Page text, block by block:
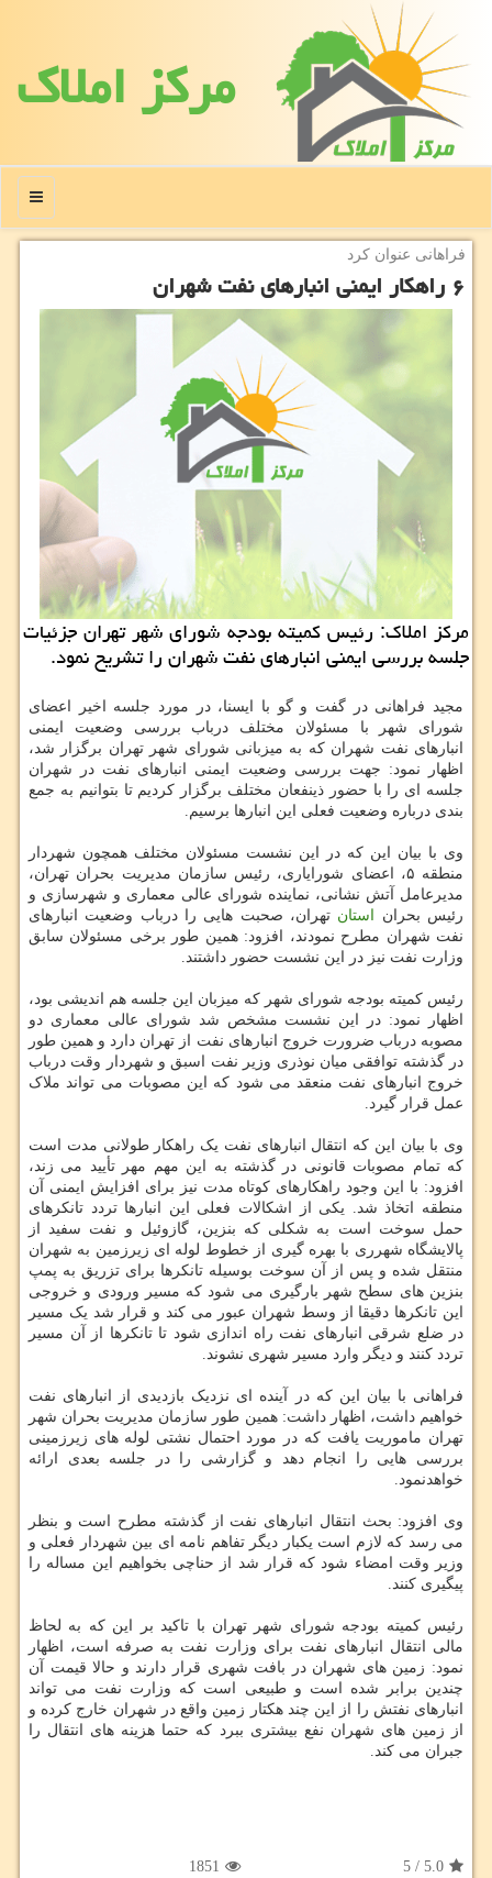
مركز املاك
منو
فراهانی عنوان كرد
۶ راهكار ایمنی انبارهای نفت شهران
مركز املاك: رئیس كمیته بودجه شورای شهر تهران جزئیات
جلسه بررسی ایمنی انبارهای نفت شهران را تشریح نمود.
مجید فراهانی در گفت و گو با ایسنا، در مورد جلسه اخیر اعضای
شورای شهر با مسئولان مختلف درباب بررسی وضعیت ایمنی
انبارهای نفت شهران که به میزبانی شورای شهر تهران برگزار شد،
اظهار نمود: جهت بررسی وضعیت ایمنی انبارهای نفت در شهران
جلسه ای را با حضور ذینفعان مختلف برگزار کردیم تا بتوانیم به جمع
بندی درباره وضعیت فعلی این انبارها برسیم.
وی با بیان این که در این نشست مسئولان مختلف همچون شهردار
منطقه ۵، اعضای شورایاری، رئیس سازمان مدیریت بحران تهران،
مدیرعامل آتش نشانی، نماینده شورای عالی معماری و شهرسازی و
رئیس بحران
استان تهران، صحبت هایی را درباب وضعیت انبارهای
نفت شهران مطرح نمودند، افزود: همین طور برخی مسئولان سابق
وزارت نفت نیز در این نشست حضور داشتند.
رئیس کمیته بودجه شورای شهر که میزبان این جلسه هم اندیشی بود،
اظهار نمود: در این نشست مشخص شد شورای عالی معماری دو
مصوبه درباب ضرورت خروج انبارهای نفت از تهران دارد و همین طور
در گذشته توافقی میان نوذری وزیر نفت اسبق و شهردار وقت درباب
خروج انبارهای نفت منعقد می شود که این مصوبات می تواند ملاک
عمل قرار گیرد.
وی با بیان این که انتقال انبارهای نفت یک راهکار طولانی مدت است
که تمام مصوبات قانونی در گذشته به این مهم مهر تأیید می زند،
افزود: با این وجود راهکارهای کوتاه مدت نیز برای افزایش ایمنی آن
منطقه اتخاذ شد. یکی از اشکالات فعلی این انبارها تردد تانکرهای
حمل سوخت است به شکلی که بنزین، گازوئیل و نفت سفید از
پالایشگاه شهرری با بهره گیری از خطوط لوله ای زیرزمین به شهران
منتقل شده و پس از آن سوخت بوسیله تانکرها برای تزریق به پمپ
بنزین های سطح شهر بارگیری می شود که مسیر ورودی و خروجی
این تانکرها دقیقا از وسط شهران عبور می کند و قرار شد یک مسیر
در ضلع شرقی انبارهای نفت راه اندازی شود تا تانکرها از آن مسیر
تردد کنند و دیگر وارد مسیر شهری نشوند.
فراهانی با بیان این که در آینده ای نزدیک بازدیدی از انبارهای نفت
خواهیم داشت، اظهار داشت: همین طور سازمان مدیریت بحران شهر
تهران ماموریت یافت که در مورد احتمال نشتی لوله های زیرزمینی
بررسی هایی را انجام دهد و گزارشی را در جلسه بعدی ارائه
خواهدنمود.
وی افزود: بحث انتقال انبارهای نفت از گذشته مطرح است و بنظر
می رسد که لازم است یکبار دیگر تفاهم نامه ای بین شهردار فعلی و
وزیر وقت امضاء شود که قرار شد از حناچی بخواهیم این مساله را
پیگیری کنند.
رئیس کمیته بودجه شورای شهر تهران با تاکید بر این که به لحاظ
مالی انتقال انبارهای نفت برای وزارت نفت به صرفه است، اظهار
نمود: زمین های شهران در بافت شهری قرار دارند و حالا قیمت آن
چندین برابر شده است و طبیعی است که وزارت نفت می تواند
انبارهای نفتش را از این چند هکتار زمین واقع در شهران خارج کرده و
از زمین های شهران نفع بیشتری ببرد که حتما هزینه های انتقال را
جبران می کند.
5.0
/
5
1851